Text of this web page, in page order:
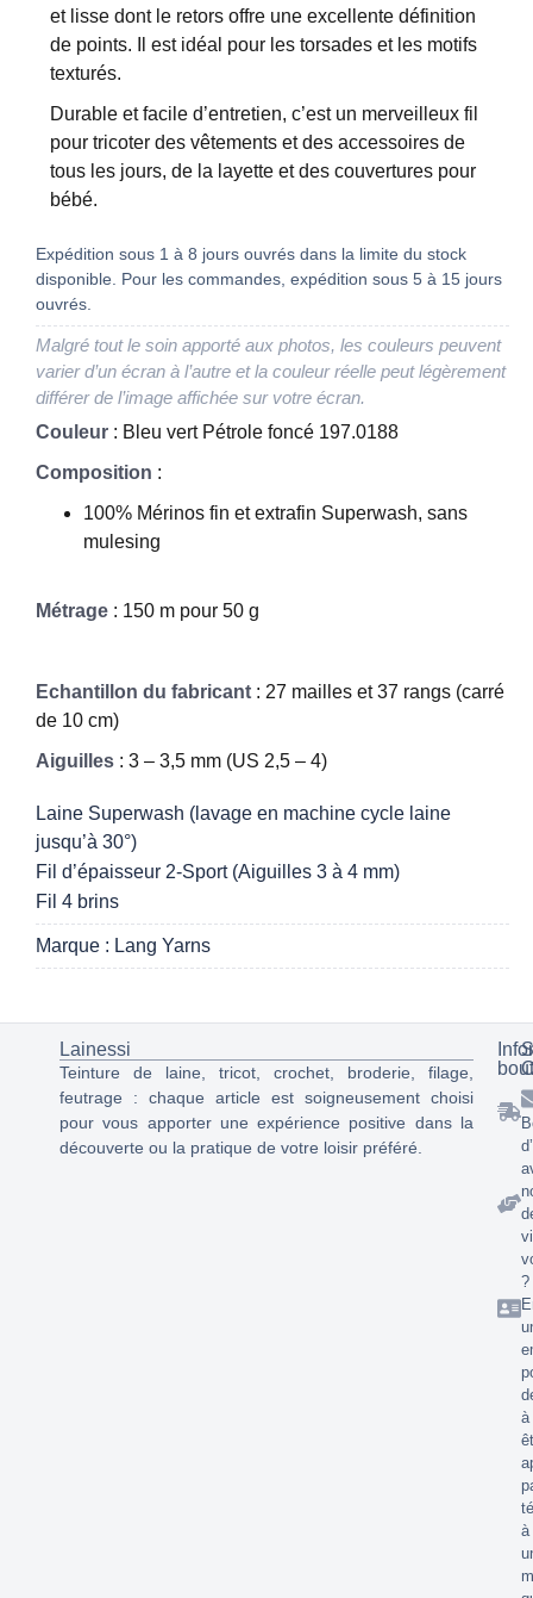
et lisse dont le retors offre une excellente définition
de points. Il est idéal pour les torsades et les motifs
texturés.
Durable et facile d’entretien, c’est un merveilleux fil
pour tricoter des vêtements et des accessoires de
tous les jours, de la layette et des couvertures pour
bébé.
Expédition sous 1 à 8 jours ouvrés dans la limite du stock
disponible. Pour les commandes, expédition sous 5 à 15 jours
ouvrés.
Malgré tout le soin apporté aux photos, les couleurs peuvent
varier d’un écran à l’autre et la couleur réelle peut légèrement
différer de l’image affichée sur votre écran.
Couleur : Bleu vert Pétrole foncé 197.0188
Composition :
100% Mérinos fin et extrafin Superwash, sans
mulesing
Métrage : 150 m pour 50 g
Echantillon du fabricant : 27 mailles et 37 rangs (carré
de 10 cm)
Aiguilles : 3 – 3,5 mm (US 2,5 – 4)
Laine Superwash (lavage en machine cycle laine
jusqu’à 30°)
Fil d’épaisseur 2-Sport (Aiguilles 3 à 4 mm)
Fil 4 brins
Marque : Lang Yarns
Lainessi
Teinture de laine, tricot, crochet, broderie, filage,
feutrage : chaque article est soigneusement choisi
pour vous apporter une expérience positive dans la
découverte ou la pratique de votre loisir préféré.
?
à
à